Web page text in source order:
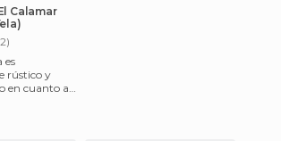
Calamar
es
rústico y
en cuanto a